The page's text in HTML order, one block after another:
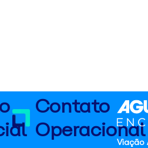
Viação
Contato
Operacional